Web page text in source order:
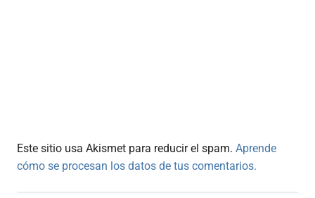
Este sitio usa Akismet para reducir el spam. Aprende
cómo se procesan los datos de tus comentarios.